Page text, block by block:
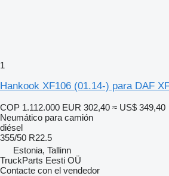
1
Hankook XF106 (01.14-) para DAF
COP 1.112.000 EUR 302,40 ≈ US$ 349,40
Neumático para camión
diésel
355/50 R22.5
Estonia, Tallinn
TruckParts Eesti OÜ
Contacte con el vendedor